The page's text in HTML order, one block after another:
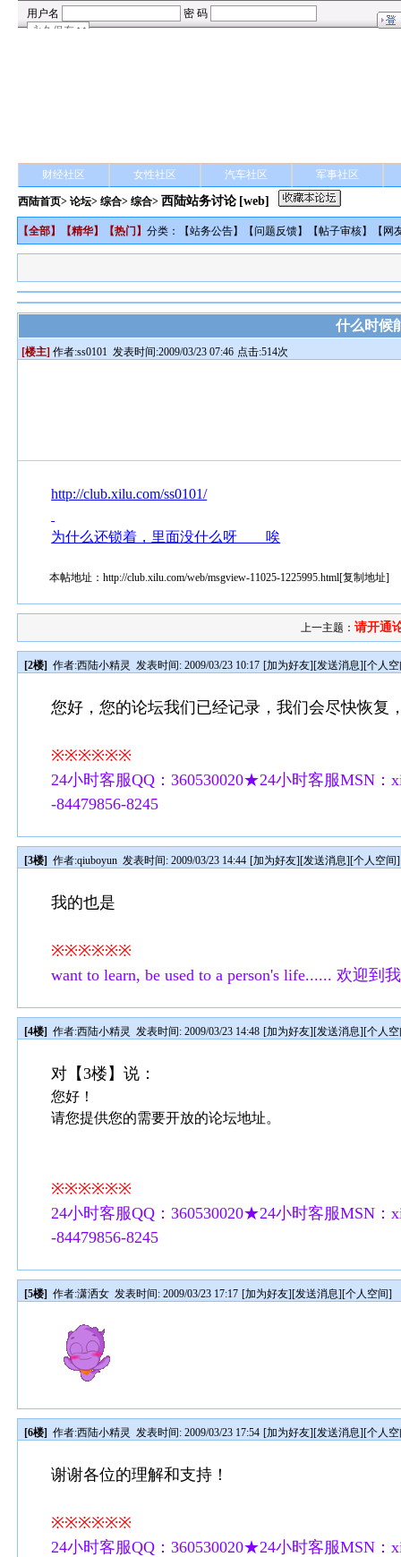
财经社区 女性社区 汽车社区 军事社区
西陆首页>论坛>综合> 综合> 西陆站务讨论 [web]
【全部】【精华】【热门 】分类：【站务公告】【问题反馈】【帖子审核】【 网
什么时候
[楼主] 作者:ss0101 发表时间:2009/03/23 07:46 点击:514次
http://club.xilu.com/ss0101/
为什么还锁着，里面没什么呀 唉
本帖地址：http://club.xilu.com/web/msgview-11025-1225995.html[复制地址]
上一主题： 请开通
[2楼] 作者:西陆小精灵 发表时间: 2009/03/23 10:17 [加为好友][发送消息][个人
您好，您的论坛我们已经记录，我们会尽快恢复
※※※※※※
24小时客服QQ：360530020★24小时客服MSN
-84479856-8245
[3楼] 作者:qiuboyun 发表时间: 2009/03/23 14:44 [加为好友][发送消息][个人空间]
我的也是
※※※※※※
want to learn, be used to a person's life...... 欢迎到
[4楼] 作者:西陆小精灵 发表时间: 2009/03/23 14:48 [加为好友][发送消息][个人
对【3楼】说：
您好！
请您提供您的需要开放的论坛地址。
※※※※※※
24小时客服QQ：360530020★24小时客服MSN
-84479856-8245
[5楼] 作者:潇洒女 发表时间: 2009/03/23 17:17 [加为好友][发送消息][个人空间]
[6楼] 作者:西陆小精灵 发表时间: 2009/03/23 17:54 [加为好友][发送消息][个人
谢谢各位的理解和支持！
※※※※※※
24小时客服QQ：360530020★24小时客服MSN